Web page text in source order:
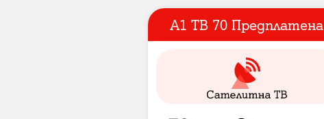
А1 ТВ 70 Предплатена